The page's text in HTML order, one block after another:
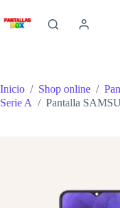
al
contenido
Inicio / Shop online /
Serie A / Pantalla